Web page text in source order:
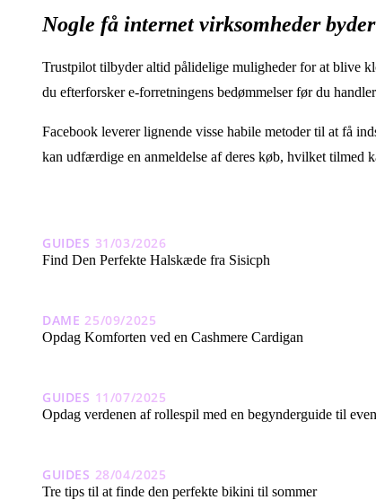
Nogle få internet virksomheder
Trustpilot tilbyder altid pålidelige muligheder for at blive
du efterforsker e-forretningens bedømmelser før du
Facebook leverer lignende visse habile metoder til at få
kan udfærdige en anmeldelse af deres køb, hvilket tilmed
GUIDES 31/03/2026
Find Den Perfekte Halskæde fra Sisicph
DAME 25/09/2025
Opdag Komforten ved en Cashmere Cardigan
GUIDES 11/07/2025
Opdag verdenen af rollespil med en begynderguide til
GUIDES 28/04/2025
Tre tips til at finde den perfekte bikini til sommer